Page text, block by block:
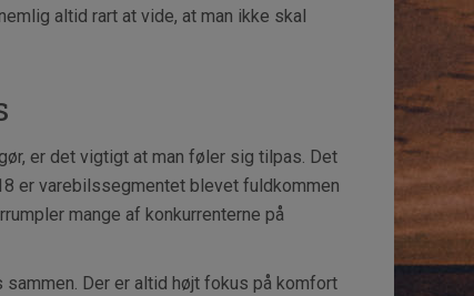
altid rart at vide, at man ikke skal
er det vigtigt at man føler sig tilpas. Det
er varebilssegmentet blevet fuldkommen
mange af konkurrenterne på
Der er altid højt fokus på komfort